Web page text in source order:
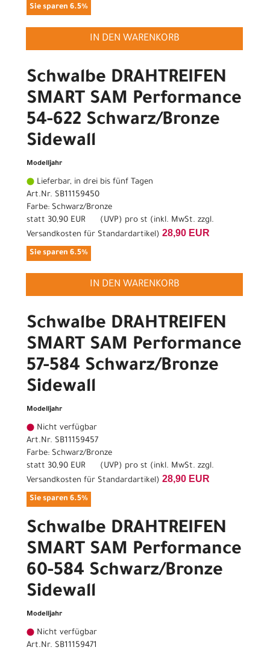
Sie sparen 6.5%
IN DEN WARENKORB
Schwalbe DRAHTREIFEN
SMART SAM Performance
54-622 Schwarz/Bronze
Sidewall
Modelljahr
Lieferbar, in drei bis fünf Tagen
Art.Nr. SB11159450
Farbe: Schwarz/Bronze
statt 30,90 EUR ( UVP) pro st (inkl. MwSt. zzgl.
Versandkosten für Standardartikel) 28,90 EUR
Sie sparen 6.5%
IN DEN WARENKORB
Schwalbe DRAHTREIFEN
SMART SAM Performance
57-584 Schwarz/Bronze
Sidewall
Modelljahr
Nicht verfügbar
Art.Nr. SB11159457
Farbe: Schwarz/Bronze
statt 30,90 EUR ( UVP) pro st (inkl. MwSt. zzgl.
Versandkosten für Standardartikel) 28,90 EUR
Sie sparen 6.5%
Schwalbe DRAHTREIFEN
SMART SAM Performance
60-584 Schwarz/Bronze
Sidewall
Modelljahr
Nicht verfügbar
Art.Nr. SB11159471